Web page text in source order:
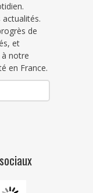
actualités.
de
et
notre
en France.